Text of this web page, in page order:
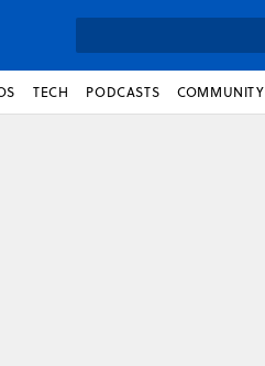
TECH PODCASTS COMMUNITY